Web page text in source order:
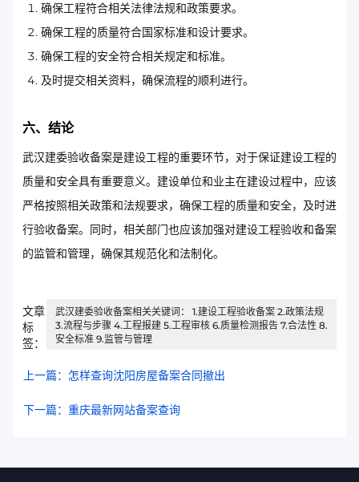
确保工程符合相关法律法规和政策要求。
确保工程的质量符合国家标准和设计要求。
确保工程的安全符合相关规定和标准。
及时提交相关资料，确保流程的顺利进行。
六、结论
武汉建委验收备案是建设工程的重要环节，对于保证建设工程的
质量和安全具有重要意义。建设单位和业主在建设过程中，应该
严格按照相关政策和法规要求，确保工程的质量和安全，及时进
行验收备案。同时，相关部门也应该加强对建设工程验收和备案
的监管和管理，确保其规范化和法制化。
文章
标
签：
武汉建委验收备案相关关键词： 1.建设工程验收备案 2.政策法规
3.流程与步骤 4.工程报建 5.工程审核 6.质量检测报告 7.合法性 8.
安全标准 9.监管与管理
上一篇：怎样查询沈阳房屋备案合同撤出
下一篇：重庆最新网站备案查询